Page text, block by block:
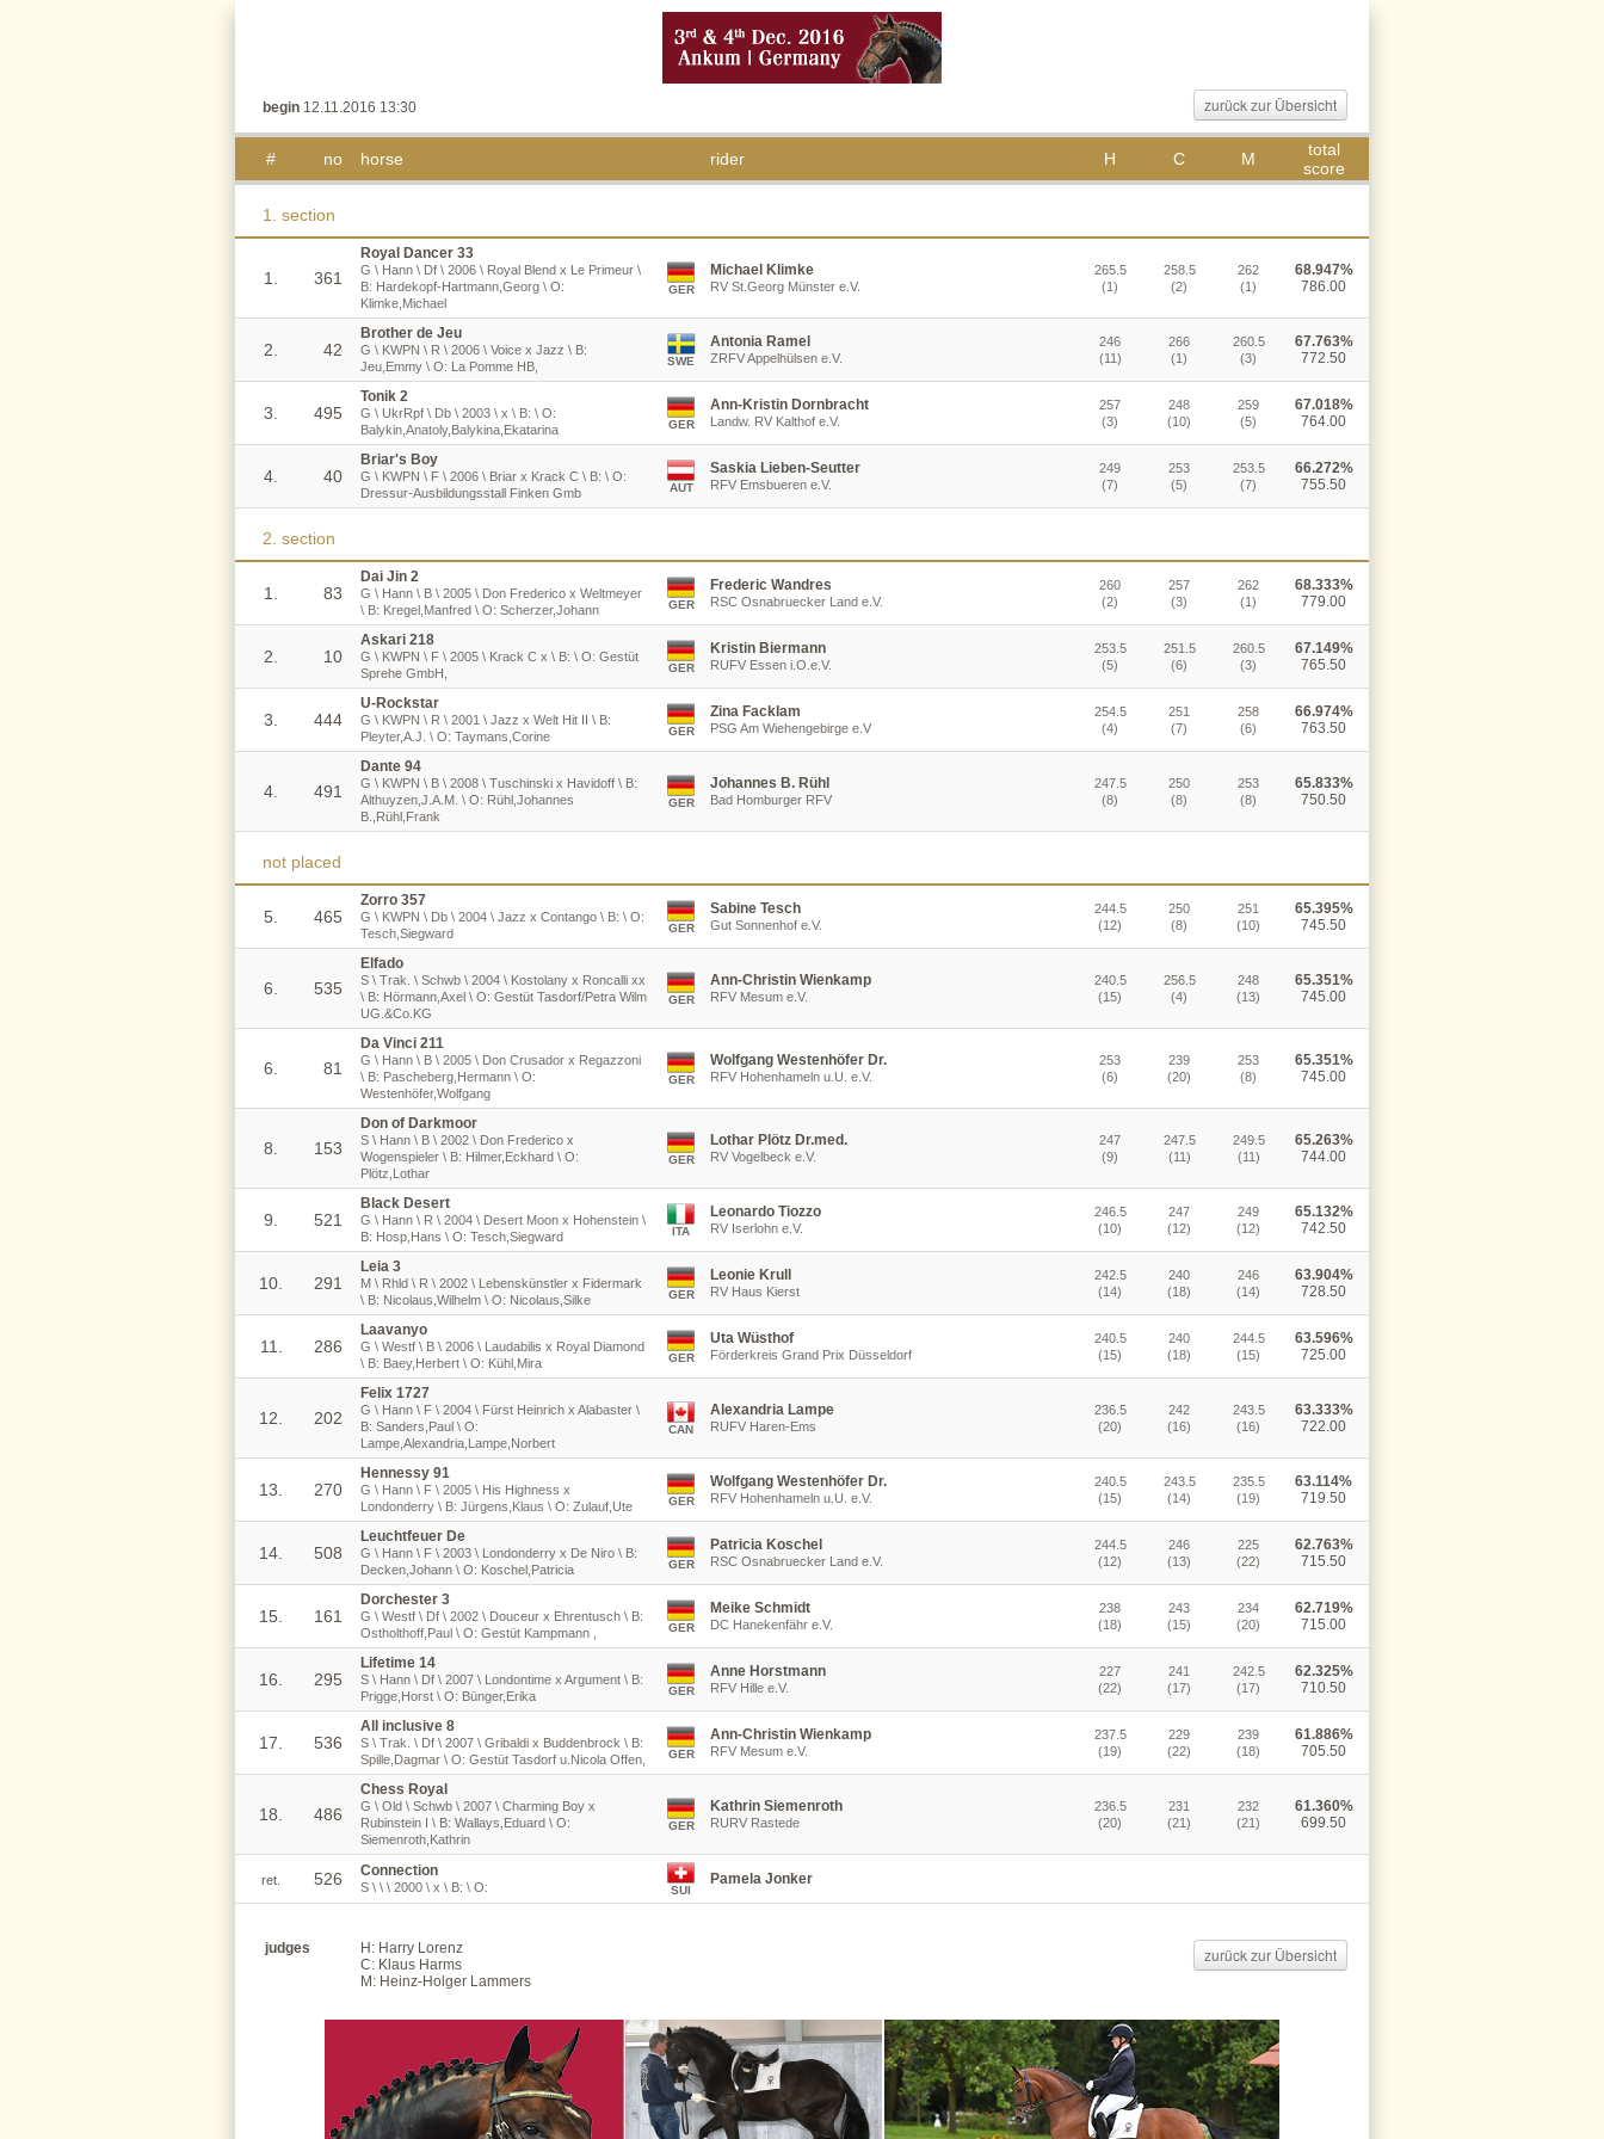
zurück zur Übersicht
begin 12.11.2016 13:30
# no horse rider H C M
total
score
1. section
1. 361
Royal Dancer 33
G \ Hann \ Df \ 2006 \ Royal Blend x Le Primeur \
B: Hardekopf-Hartmann,Georg \ O:
Klimke,Michael
GER
Michael Klimke
RV St.Georg Münster e.V.
265.5
(1)
258.5
(2)
262
(1)
68.947%
786.00
2. 42
Brother de Jeu
G \ KWPN \ R \ 2006 \ Voice x Jazz \ B:
Jeu,Emmy \ O: La Pomme HB,
SWE
Antonia Ramel
ZRFV Appelhülsen e.V.
246
(11)
266
(1)
260.5
(3)
67.763%
772.50
3. 495
Tonik 2
G \ UkrRpf \ Db \ 2003 \ x \ B: \ O:
Balykin,Anatoly,Balykina,Ekatarina
GER
Ann-Kristin Dornbracht
Landw. RV Kalthof e.V.
257
(3)
248
(10)
259
(5)
67.018%
764.00
4. 40
Briar's Boy
G \ KWPN \ F \ 2006 \ Briar x Krack C \ B: \ O:
Dressur-Ausbildungsstall Finken Gmb
AUT
Saskia Lieben-Seutter
RFV Emsbueren e.V.
249
(7)
253
(5)
253.5
(7)
66.272%
755.50
2. section
1. 83
Dai Jin 2
G \ Hann \ B \ 2005 \ Don Frederico x Weltmeyer
\ B: Kregel,Manfred \ O: Scherzer,Johann
GER
Frederic Wandres
RSC Osnabruecker Land e.V.
260
(2)
257
(3)
262
(1)
68.333%
779.00
2. 10
Askari 218
G \ KWPN \ F \ 2005 \ Krack C x \ B: \ O: Gestüt
Sprehe GmbH,
GER
Kristin Biermann
RUFV Essen i.O.e.V.
253.5
(5)
251.5
(6)
260.5
(3)
67.149%
765.50
3. 444
U-Rockstar
G \ KWPN \ R \ 2001 \ Jazz x Welt Hit II \ B:
Pleyter,A.J. \ O: Taymans,Corine
GER
Zina Facklam
PSG Am Wiehengebirge e.V
254.5
(4)
251
(7)
258
(6)
66.974%
763.50
4. 491
Dante 94
G \ KWPN \ B \ 2008 \ Tuschinski x Havidoff \ B:
Althuyzen,J.A.M. \ O: Rühl,Johannes
B.,Rühl,Frank
GER
Johannes B. Rühl
Bad Homburger RFV
247.5
(8)
250
(8)
253
(8)
65.833%
750.50
not placed
5. 465
Zorro 357
G \ KWPN \ Db \ 2004 \ Jazz x Contango \ B: \ O:
Tesch,Siegward
GER
Sabine Tesch
Gut Sonnenhof e.V.
244.5
(12)
250
(8)
251
(10)
65.395%
745.50
6. 535
Elfado
S \ Trak. \ Schwb \ 2004 \ Kostolany x Roncalli xx
\ B: Hörmann,Axel \ O: Gestüt Tasdorf/Petra Wilm
UG.&Co.KG
GER
Ann-Christin Wienkamp
RFV Mesum e.V.
240.5
(15)
256.5
(4)
248
(13)
65.351%
745.00
6. 81
Da Vinci 211
G \ Hann \ B \ 2005 \ Don Crusador x Regazzoni
\ B: Pascheberg,Hermann \ O:
Westenhöfer,Wolfgang
GER
Wolfgang Westenhöfer Dr.
RFV Hohenhameln u.U. e.V.
253
(6)
239
(20)
253
(8)
65.351%
745.00
8. 153
Don of Darkmoor
S \ Hann \ B \ 2002 \ Don Frederico x
Wogenspieler \ B: Hilmer,Eckhard \ O:
Plötz,Lothar
GER
Lothar Plötz Dr.med.
RV Vogelbeck e.V.
247
(9)
247.5
(11)
249.5
(11)
65.263%
744.00
9. 521
Black Desert
G \ Hann \ R \ 2004 \ Desert Moon x Hohenstein \
B: Hosp,Hans \ O: Tesch,Siegward
ITA
Leonardo Tiozzo
RV Iserlohn e.V.
246.5
(10)
247
(12)
249
(12)
65.132%
742.50
10. 291
Leia 3
M \ Rhld \ R \ 2002 \ Lebenskünstler x Fidermark
\ B: Nicolaus,Wilhelm \ O: Nicolaus,Silke
GER
Leonie Krull
RV Haus Kierst
242.5
(14)
240
(18)
246
(14)
63.904%
728.50
11. 286
Laavanyo
G \ Westf \ B \ 2006 \ Laudabilis x Royal Diamond
\ B: Baey,Herbert \ O: Kühl,Mira
GER
Uta Wüsthof
Förderkreis Grand Prix Düsseldorf
240.5
(15)
240
(18)
244.5
(15)
63.596%
725.00
12. 202
Felix 1727
G \ Hann \ F \ 2004 \ Fürst Heinrich x Alabaster \
B: Sanders,Paul \ O:
Lampe,Alexandria,Lampe,Norbert
CAN
Alexandria Lampe
RUFV Haren-Ems
236.5
(20)
242
(16)
243.5
(16)
63.333%
722.00
13. 270
Hennessy 91
G \ Hann \ F \ 2005 \ His Highness x
Londonderry \ B: Jürgens,Klaus \ O: Zulauf,Ute
GER
Wolfgang Westenhöfer Dr.
RFV Hohenhameln u.U. e.V.
240.5
(15)
243.5
(14)
235.5
(19)
63.114%
719.50
14. 508
Leuchtfeuer De
G \ Hann \ F \ 2003 \ Londonderry x De Niro \ B:
Decken,Johann \ O: Koschel,Patricia
GER
Patricia Koschel
RSC Osnabruecker Land e.V.
244.5
(12)
246
(13)
225
(22)
62.763%
715.50
15. 161
Dorchester 3
G \ Westf \ Df \ 2002 \ Douceur x Ehrentusch \ B:
Ostholthoff,Paul \ O: Gestüt Kampmann ,
GER
Meike Schmidt
DC Hanekenfähr e.V.
238
(18)
243
(15)
234
(20)
62.719%
715.00
16. 295
Lifetime 14
S \ Hann \ Df \ 2007 \ Londontime x Argument \ B:
Prigge,Horst \ O: Bünger,Erika
GER
Anne Horstmann
RFV Hille e.V.
227
(22)
241
(17)
242.5
(17)
62.325%
710.50
17. 536
All inclusive 8
S \ Trak. \ Df \ 2007 \ Gribaldi x Buddenbrock \ B:
Spille,Dagmar \ O: Gestüt Tasdorf u.Nicola Offen,
GER
Ann-Christin Wienkamp
RFV Mesum e.V.
237.5
(19)
229
(22)
239
(18)
61.886%
705.50
18. 486
Chess Royal
G \ Old \ Schwb \ 2007 \ Charming Boy x
Rubinstein I \ B: Wallays,Eduard \ O:
Siemenroth,Kathrin
GER
Kathrin Siemenroth
RURV Rastede
236.5
(20)
231
(21)
232
(21)
61.360%
699.50
ret. 526 Connection
S \ \ \ 2000 \ x \ B: \ O: SUI
Pamela Jonker
zurück zur Übersicht
judges
H: Harry Lorenz
C: Klaus Harms
M: Heinz-Holger Lammers